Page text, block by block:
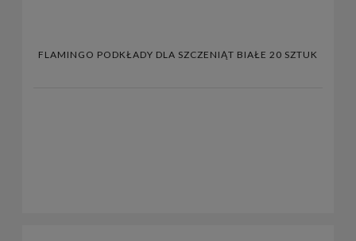
FLAMINGO PODKŁADY DLA SZCZENIĄT BIAŁE 20 SZTUK